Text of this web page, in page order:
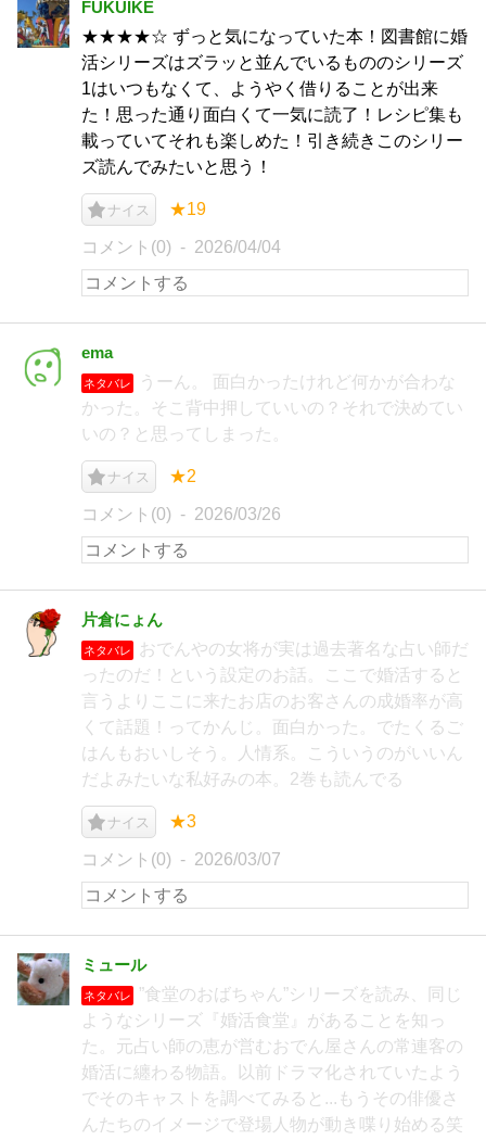
FUKUIKE
★★★★☆ ずっと気になっていた本！図書館に婚
活シリーズはズラッと並んでいるもののシリーズ
1はいつもなくて、ようやく借りることが出来
た！思った通り面白くて一気に読了！レシピ集も
載っていてそれも楽しめた！引き続きこのシリー
ズ読んでみたいと思う！
ナイス ★19
コメント(0) 2026/04/04
ema
ネタバレ
うーん。 面白かったけれど何かが合わな
かった。そこ背中押していいの？それで決めてい
いの？と思ってしまった。
ナイス ★2
コメント(0) 2026/03/26
片倉にょん
ネタバレ
おでんやの女将が実は過去著名な占い師だ
ったのだ！という設定のお話。ここで婚活すると
言うよりここに来たお店のお客さんの成婚率が高
くて話題！ってかんじ。面白かった。でたくるご
はんもおいしそう。人情系。こういうのがいいん
だよみたいな私好みの本。2巻も読んでる
ナイス ★3
コメント(0) 2026/03/07
ミュール
ネタバレ
”食堂のおばちゃん”シリーズを読み、同じ
ようなシリーズ『婚活食堂』があることを知っ
た。元占い師の恵が営むおでん屋さんの常連客の
婚活に纏わる物語。以前ドラマ化されていたよう
でそのキャストを調べてみると...もうその俳優さ
んたちのイメージで登場人物が動き喋り始める笑